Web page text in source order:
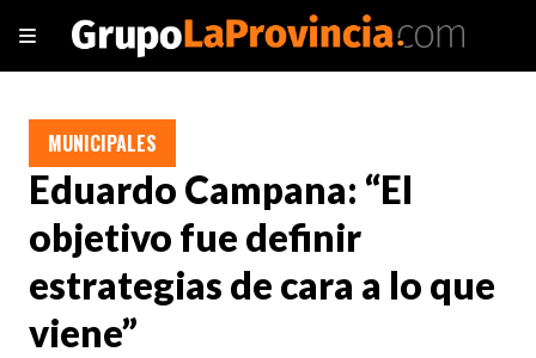
Eduardo Campana: “El
objetivo fue definir
estrategias de cara a lo que
viene”
MUNICIPALES